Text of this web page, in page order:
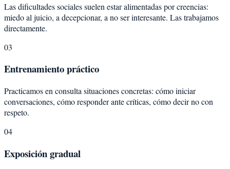
Las dificultades sociales suelen estar alimentadas por creencias:
miedo al juicio, a decepcionar, a no ser interesante. Las trabajamos
directamente.
03
Entrenamiento práctico
Practicamos en consulta situaciones concretas: cómo iniciar
conversaciones, cómo responder ante críticas, cómo decir no con
respeto.
04
Exposición gradual